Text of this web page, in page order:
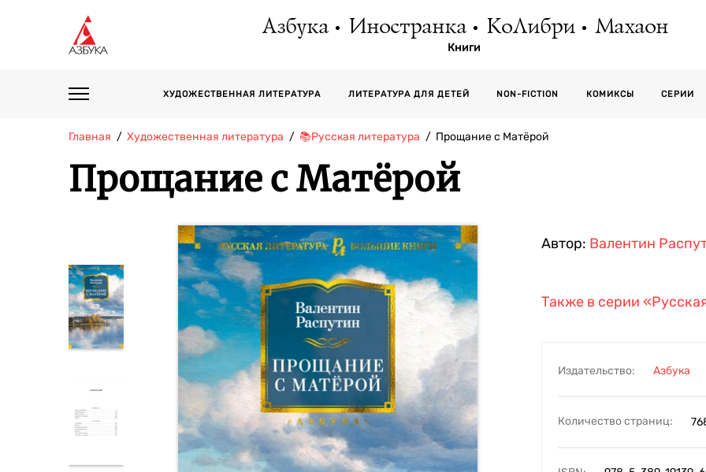
Азбука Иностранка КоЛибри Махаон
Книги
ХУДОЖЕСТВЕННАЯ ЛИТЕРАТУРА ЛИТЕРАТУРА ДЛЯ ДЕТЕЙ NON-FICTION КОМИКСЫ СЕРИИ
Главная Художественная литература 📚Русская литература Прощание с Матёрой
Прощание с Матёрой
Автор: Валентин
Также в серии
Издательство: Азбука
Количество страниц: